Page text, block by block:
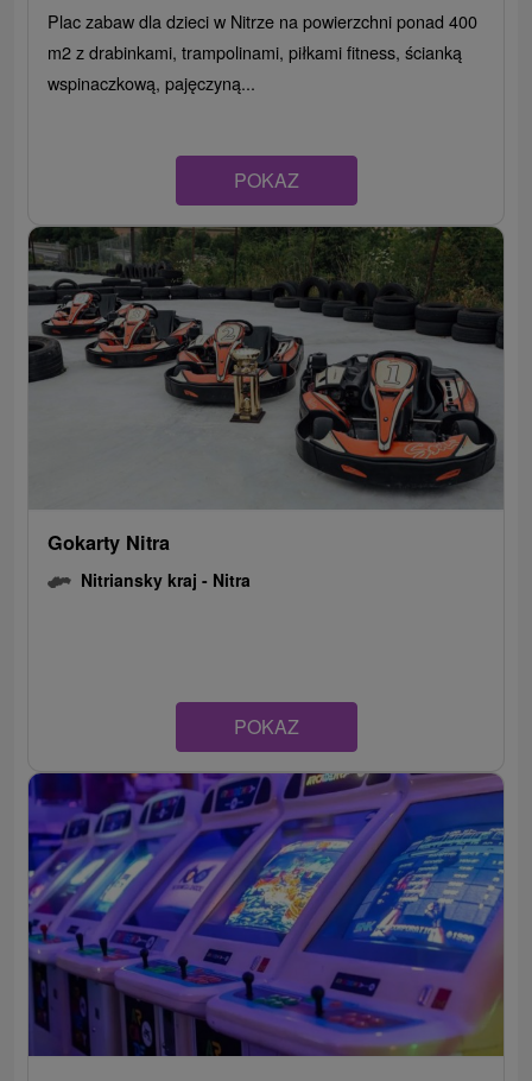
Plac zabaw dla dzieci w Nitrze na powierzchni ponad 400
m2 z drabinkami, trampolinami, piłkami fitness, ścianką
wspinaczkową, pajęczyną...
POKAZ
Gokarty Nitra
Nitriansky kraj - Nitra
POKAZ